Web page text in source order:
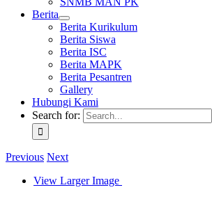
Berita
Berita Kurikulum
Berita Siswa
Berita ISC
Berita MAPK
Berita Pesantren
Gallery
Hubungi Kami
Search for:
Previous Next
View Larger Image